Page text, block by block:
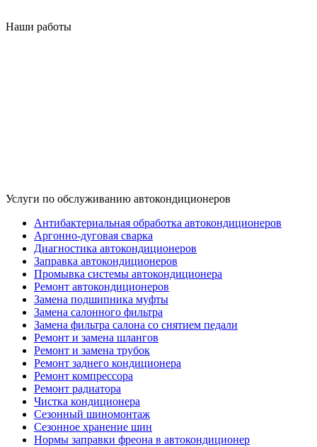
Наши работы
Услуги по обслуживанию автокондиционеров
Антибактериальная обработка автокондиционеров
Аргонно-дуговая сварка
Диагностика автокондиционеров
Заправка автокондиционеров
Промывка системы автокондиционера
Ремонт автокондиционеров
Замена подшипника муфты
Замена салонного фильтра
Замена фильтра салона со снятием педали
Ремонт и замена шлангов
Ремонт и замена трубок
Ремонт заднего кондиционера
Ремонт компрессора
Ремонт радиатора
Чистка кондиционера
Сезонный шиномонтаж
Сезонное хранение шин
Нормы заправки фреона в автокондиционер